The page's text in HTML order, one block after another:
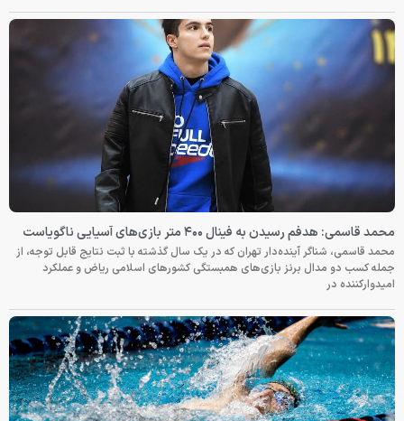
محمد قاسمی: هدفم رسیدن به فینال ۴۰۰ متر بازی‌های آسیایی ناگویاست
محمد قاسمی، شناگر آینده‌دار تهران که در یک سال گذشته با ثبت نتایج قابل توجه، از
جمله کسب دو مدال برنز بازی‌های همبستگی کشورهای اسلامی ریاض و عملکرد
امیدوارکننده در